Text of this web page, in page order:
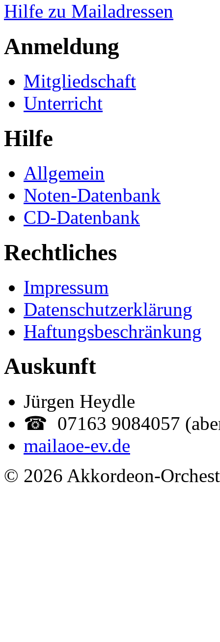
Hilfe zu Mailadressen
Anmeldung
Mitgliedschaft
Unterricht
Hilfe
Allgemein
Noten-Datenbank
CD-Datenbank
Rechtliches
Impressum
Datenschutzerklärung
Haftungsbeschränkung
Auskunft
Jürgen Heydle
☎ 07163 9084057
mailaoe-ev.de
© 2026 Akkordeon-